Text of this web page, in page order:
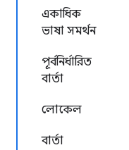
একাধিক
ভাষা সমর্থন
পূর্বনির্ধারিত
বার্তা
লোকেল
বার্তা